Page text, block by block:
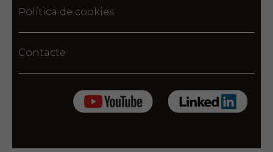
Política de cookies
Contacte